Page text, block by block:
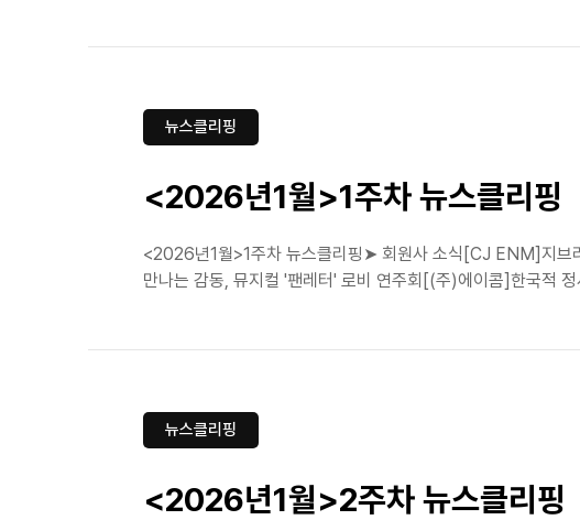
뉴스클리핑
<2026년1월>1주차 뉴스클리핑
<2026년1월>1주차 뉴스클리핑➤ 회원사 소식[CJ ENM]지브
만나는 감동, 뮤지컬 '팬레터' 로비 연주회[(주)에이콤]한국적
뉴스클리핑
<2026년1월>2주차 뉴스클리핑